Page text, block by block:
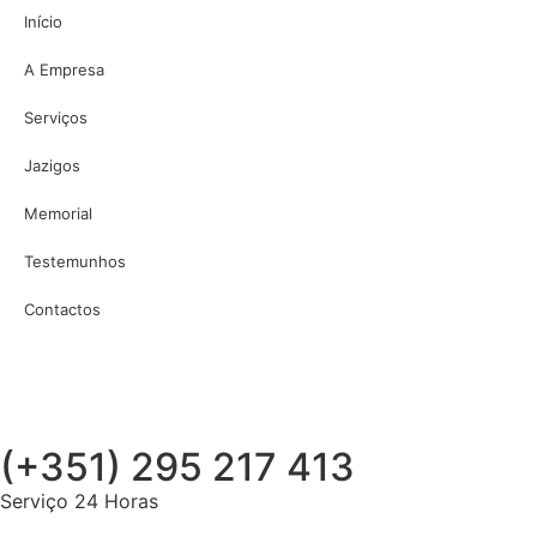
Início
A Empresa
Serviços
Jazigos
Memorial
Testemunhos
Contactos
(+351) 295 217 413
Serviço 24 Horas